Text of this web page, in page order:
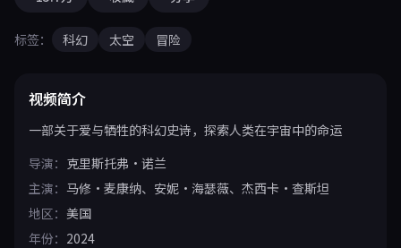
标签： 科幻 太空 冒险
视频简介
一部关于爱与牺牲的科幻史诗，探索人类在宇宙中的命运
导演： 克里斯托弗·诺兰
主演： 马修·麦康纳、安妮·海瑟薇、杰西卡·查斯坦
地区： 美国
年份： 2024